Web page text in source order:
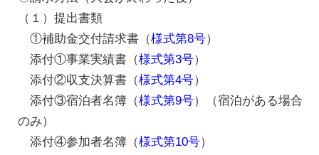
（１）提出書類
①補助金交付請求書（様式第8号）
添付①事業実績書（様式第3号）
添付②収支決算書（様式第4号）
添付③宿泊者名簿（様式第9号）（宿泊がある場合
のみ）
添付④参加者名簿（様式第10号）